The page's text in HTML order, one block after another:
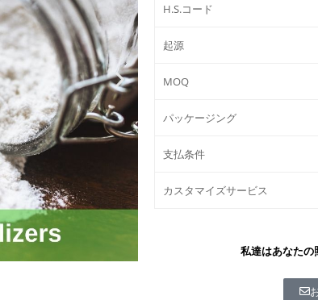
H.S.コード
起源
MOQ
パッケージング
支払条件
カスタマイズサービス
私達はあなたの